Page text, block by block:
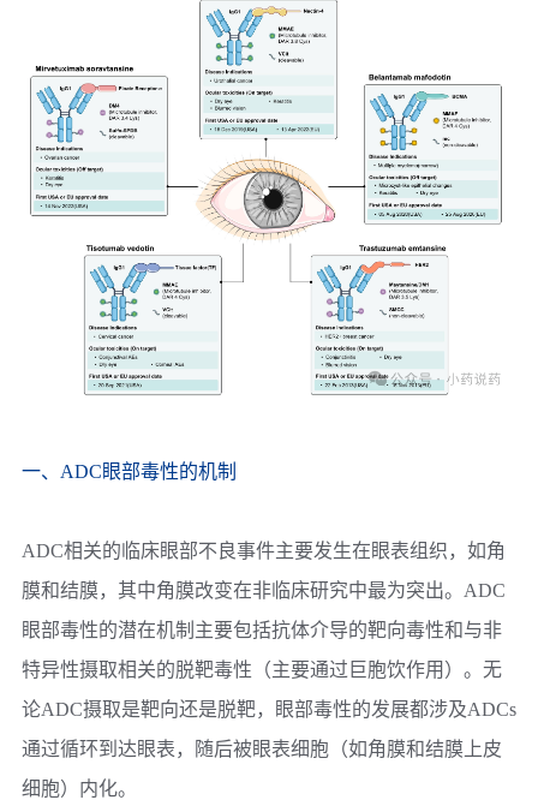
一、ADC眼部毒性的机制
ADC相关的临床眼部不良事件主要发生在眼表组织，如角
膜和结膜，其中角膜改变在非临床研究中最为突出。ADC
眼部毒性的潜在机制主要包括抗体介导的靶向毒性和与非
特异性摄取相关的脱靶毒性（主要通过巨胞饮作用）。无
论ADC摄取是靶向还是脱靶，眼部毒性的发展都涉及ADCs
通过循环到达眼表，随后被眼表细胞（如角膜和结膜上皮
细胞）内化。